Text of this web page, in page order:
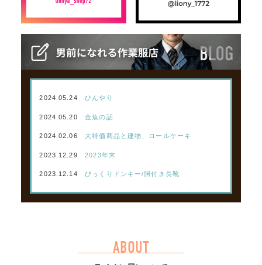
2024.05.24 ひんやり
2024.05.20 金魚の話
2024.02.06 大特価商品と建物、ロールケーキ
2023.12.29 2023年末
2023.12.14 びっくりドンキー/胴付き長靴
ABOUT